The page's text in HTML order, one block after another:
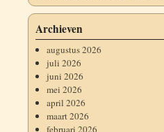
Archieven
augustus 2026
juli 2026
juni 2026
mei 2026
april 2026
maart 2026
februari 2026